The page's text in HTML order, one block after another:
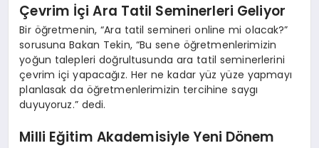
Çevrim İçi Ara Tatil Seminerleri Geliyor
Bir öğretmenin, “Ara tatil semineri online mi olacak?”
sorusuna Bakan Tekin, “Bu sene öğretmenlerimizin
yoğun talepleri doğrultusunda ara tatil seminerlerini
çevrim içi yapacağız. Her ne kadar yüz yüze yapmayı
planlasak da öğretmenlerimizin tercihine saygı
duyuyoruz.” dedi.
Milli Eğitim Akademisiyle Yeni Dönem